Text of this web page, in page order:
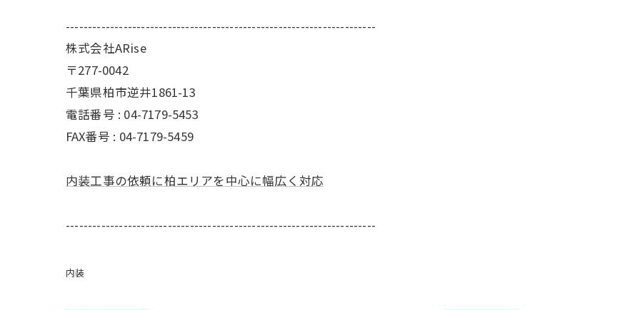
----------------------------------------------------------------------
株式会社ARise
〒277-0042
千葉県柏市逆井1861-13
電話番号 : 04-7179-5453
FAX番号 : 04-7179-5459
内装工事の依頼に柏エリアを中心に幅広く対応
----------------------------------------------------------------------
内装